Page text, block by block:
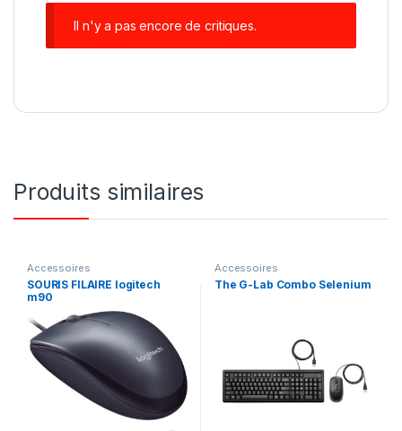
Il n'y a pas encore de critiques.
Produits similaires
Accessoires
SOURIS FILAIRE logitech
m90
Accessoires
The G-Lab Combo Selenium